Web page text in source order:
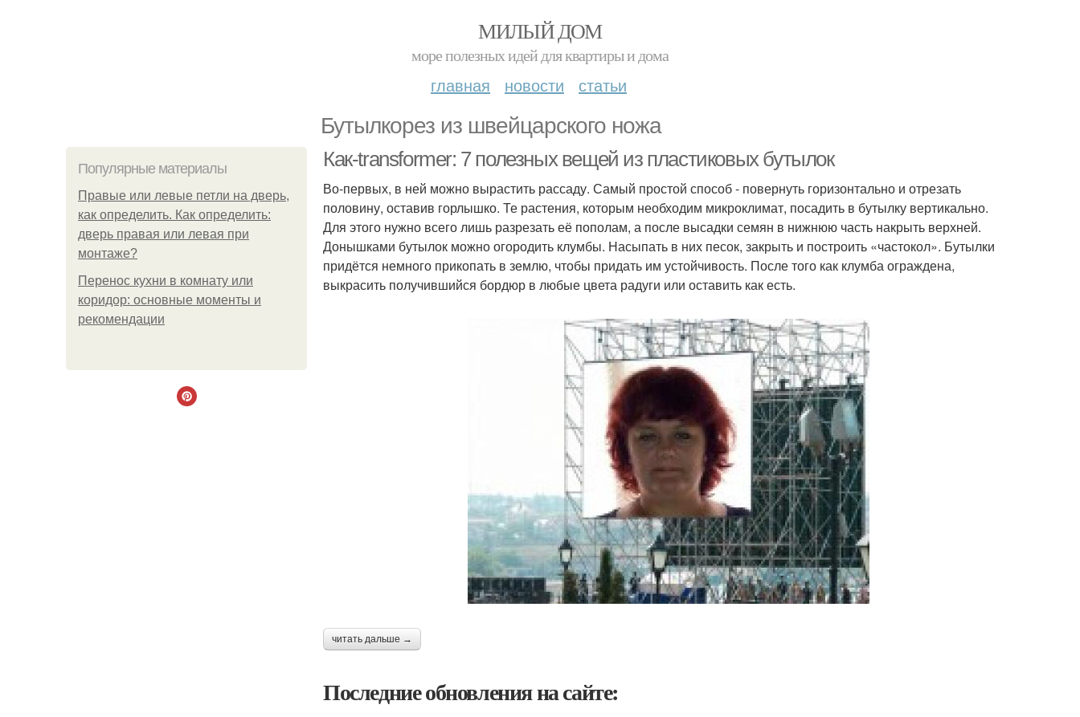
МИЛЫЙ ДОМ
море полезных идей для квартиры и дома
главная новости статьи
Бутылкорез из швейцарского ножа
Популярные материалы
Правые или левые петли на дверь,
как определить. Как определить:
дверь правая или левая при
монтаже?
Перенос кухни в комнату или
коридор: основные моменты и
рекомендации
Как-transformer: 7 полезных вещей из пластиковых бутылок
Во-первых, в ней можно вырастить рассаду. Самый простой способ - повернуть горизонтально и отрезать
половину, оставив горлышко. Те растения, которым необходим микроклимат, посадить в бутылку вертикально.
Для этого нужно всего лишь разрезать её пополам, а после высадки семян в нижнюю часть накрыть верхней.
Донышками бутылок можно огородить клумбы. Насыпать в них песок, закрыть и построить «частокол». Бутылки
придётся немного прикопать в землю, чтобы придать им устойчивость. После того как клумба ограждена,
выкрасить получившийся бордюр в любые цвета радуги или оставить как есть.
читать дальше →
Последние обновления на сайте: